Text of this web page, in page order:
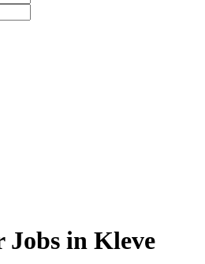
Jobs in Kleve